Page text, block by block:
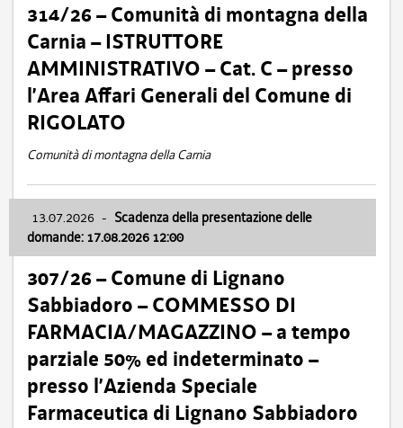
314/26 – Comunità di montagna della
Carnia – ISTRUTTORE
AMMINISTRATIVO – Cat. C – presso
l’Area Affari Generali del Comune di
RIGOLATO
Comunità di montagna della Carnia
13.07.2026 - Scadenza della presentazione delle
domande: 17.08.2026 12:00
307/26 – Comune di Lignano
Sabbiadoro – COMMESSO DI
FARMACIA/MAGAZZINO – a tempo
parziale 50% ed indeterminato –
presso l’Azienda Speciale
Farmaceutica di Lignano Sabbiadoro